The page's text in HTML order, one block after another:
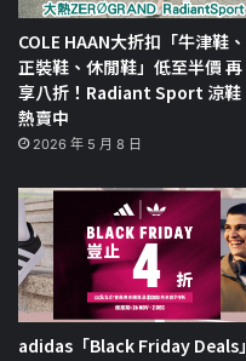
COLE HAAN大折扣「牛津鞋、
正裝鞋、休閒鞋」低至半價 再
享八折！Radiant Sport 涼鞋
熱賣中
2026 年 5 月 8 日
adidas「Black Friday Deals」